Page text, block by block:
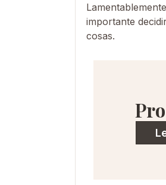
importante
cosas.